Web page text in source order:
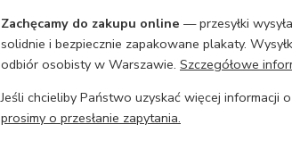
Zachęcamy do zakupu online — przesyłki
solidnie i bezpiecznie zapakowane plakaty.
odbiór osobisty w Warszawie. Szczegółowe
Jeśli chcieliby Państwo uzyskać więcej informacji
prosimy o przesłanie zapytania.